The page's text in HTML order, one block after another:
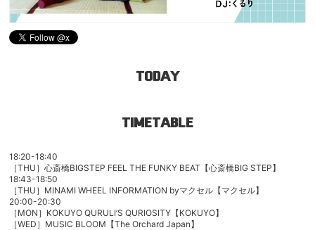
TODAY
TIMETABLE
18:20-18:40
［THU］心斎橋BIGSTEP FEEL THE FUNKY BEAT【心斎橋BIG STEP】
18:43-18:50
［THU］MINAMI WHEEL INFORMATION byマクセル【マクセル】
20:00-20:30
［MON］ KOKUYO QURULI’S QURIOSITY 【KOKUYO】
［WED］MUSIC BLOOM 【The Orchard Japan】